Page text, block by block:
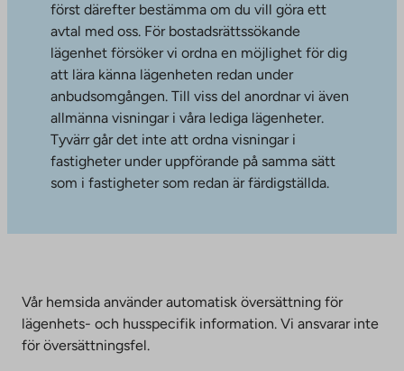
först därefter bestämma om du vill göra ett
avtal med oss. För bostadsrättssökande
lägenhet försöker vi ordna en möjlighet för dig
att lära känna lägenheten redan under
anbudsomgången. Till viss del anordnar vi även
allmänna visningar i våra lediga lägenheter.
Tyvärr går det inte att ordna visningar i
fastigheter under uppförande på samma sätt
som i fastigheter som redan är färdigställda.
Vår hemsida använder automatisk översättning för
lägenhets- och husspecifik information. Vi ansvarar inte
för översättningsfel.